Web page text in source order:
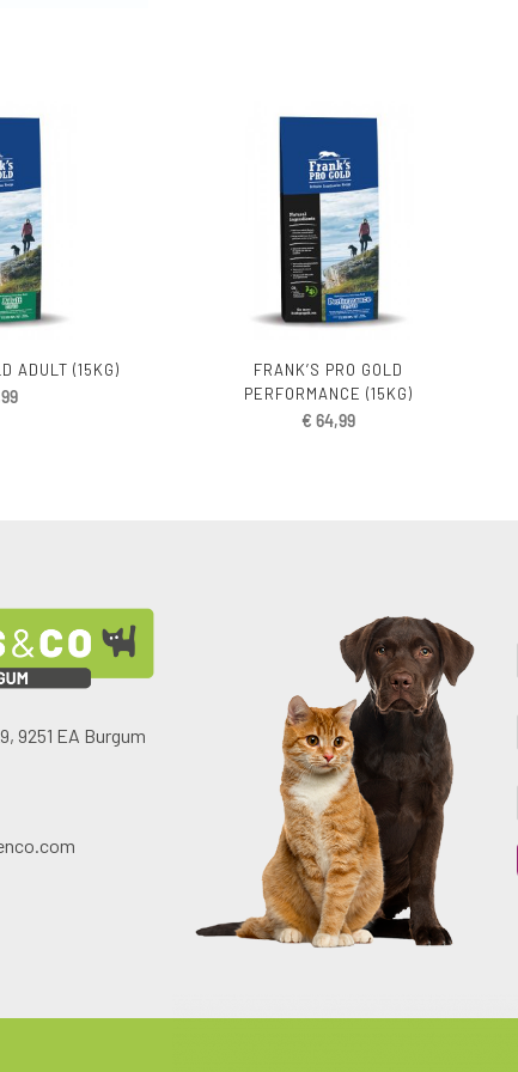
ADULT (15KG)
FRANK’S PRO GOLD
PERFORMANCE (15KG)
€ 64,99
9251 EA Burgum